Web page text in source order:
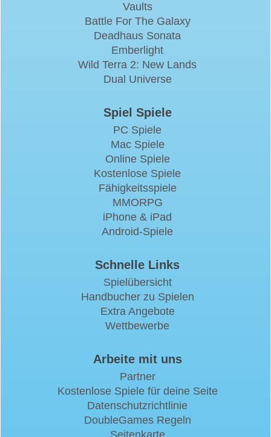
Vaults
Battle For The Galaxy
Deadhaus Sonata
Emberlight
Wild Terra 2: New Lands
Dual Universe
Spiel Spiele
PC Spiele
Mac Spiele
Online Spiele
Kostenlose Spiele
Fähigkeitsspiele
MMORPG
iPhone & iPad
Android-Spiele
Schnelle Links
Spielübersicht
Handbucher zu Spielen
Extra Angebote
Wettbewerbe
Arbeite mit uns
Partner
Kostenlose Spiele für deine Seite
Datenschutzrichtlinie
DoubleGames Regeln
Seitenkarte